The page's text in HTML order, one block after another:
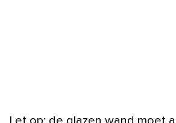
Let op: de glazen wand moet